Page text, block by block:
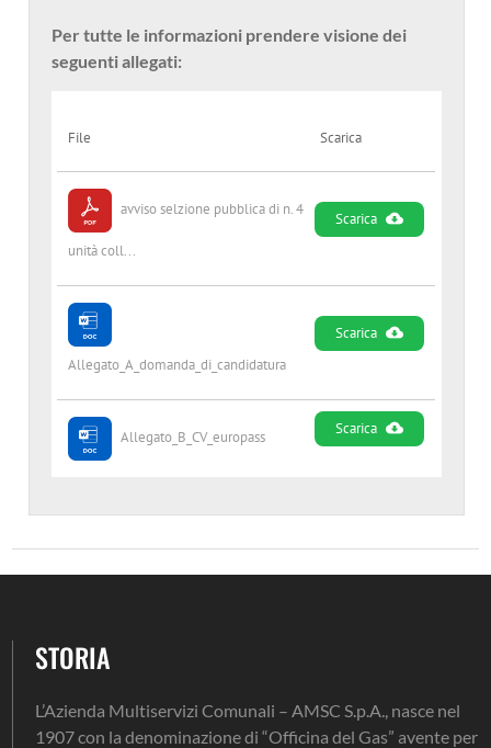
Per tutte le informazioni prendere visione dei
seguenti allegati:
File Scarica
avviso selzione pubblica di n. 4
unità coll...
Scarica
Allegato_A_domanda_di_candidatura
Scarica
Allegato_B_CV_europass Scarica
STORIA
L’Azienda Multiservizi Comunali – AMSC S.p.A., nasce nel
1907 con la denominazione di “Officina del Gas” avente per